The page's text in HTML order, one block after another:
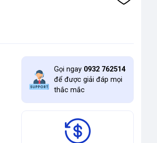
Gọi ngay 0932 762514
để được giải đáp mọi
thắc mắc